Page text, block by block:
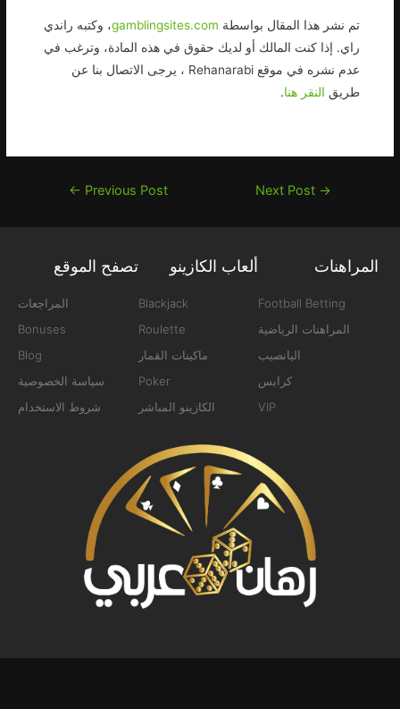
تم نشر هذا المقال بواسطة gamblingsites.com، وكتبه راندي
راي. إذا كنت المالك أو لديك حقوق في هذه المادة، وترغب في
عدم نشره في موقع Rehanarabi ، يرجى الاتصال بنا عن
طريق النقر هنا.
← Previous Post Next Post →
تصفح الموقع
المراجعات
Bonuses
Blog
سياسة الخصوصية
شروط الاستخدام
ألعاب الكازينو
Blackjack
Roulette
ماكينات القمار
Poker
الكازينو المباشر
المراهنات
Football Betting
المراهنات الرياضية
اليانصيب
كرابس
VIP